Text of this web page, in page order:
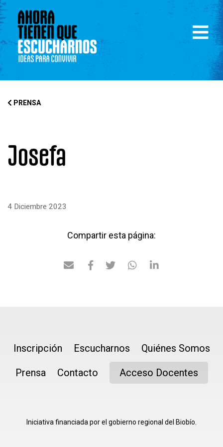
PRENSA
Josefa
4 Diciembre 2023
Compartir esta página:
Inscripción Escucharnos Quiénes Somos
Prensa Contacto Acceso Docentes
Iniciativa financiada por el gobierno regional del Biobío.